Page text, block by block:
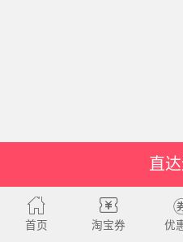
直
首页 淘宝券 优